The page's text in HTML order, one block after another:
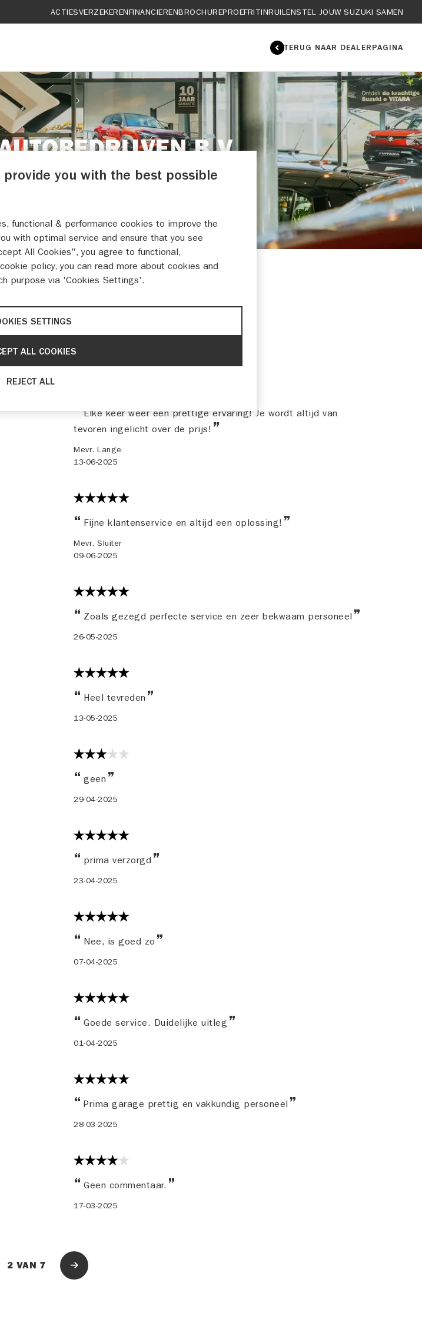
ACTIESVERZEKERENFINANCIERENBROCHUREPROEFRITINRUILENSTEL JOUW SUZUKI SAMEN
TERUG NAAR DEALERPAGINA
B.V.
REVIEWS
Elke keer weer een prettige ervaring! Je wordt altijd van
tevoren ingelicht over de prijs!
Mevr. Lange
13-06-2025
Fijne klantenservice en altijd een oplossing!
Mevr. Sluiter
09-06-2025
Zoals gezegd perfecte service en zeer bekwaam personeel
26-05-2025
Heel tevreden
13-05-2025
geen
29-04-2025
prima verzorgd
23-04-2025
Nee, is goed zo
07-04-2025
Goede service. Duidelijke uitleg
01-04-2025
Prima garage prettig en vakkundig personeel
28-03-2025
Geen commentaar.
17-03-2025
2 VAN 7
you with the best possible
functional & performance cookies to improve the
with optimal service and ensure that you see
All Cookies", you agree to functional,
policy, you can read more about cookies and
purpose via 'Cookies Settings'.
SETTINGS
REJECT ALL
ALL COOKIES